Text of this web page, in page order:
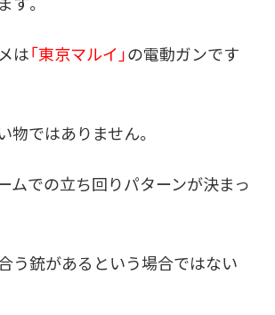
は「東京マルイ」の電動ガンです
物ではありません。
ムでの立ち回りパターンが決まっ
う銃があるという場合ではない